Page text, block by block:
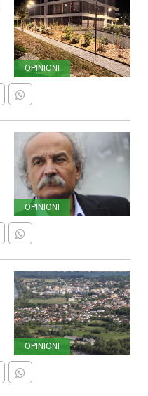
OPINIONI
OPINIONI
OPINIONI